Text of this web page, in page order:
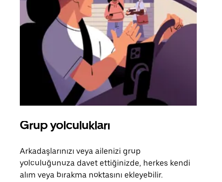
Grup yolculukları
Arkadaşlarınızı veya ailenizi grup
yolculuğunuza davet ettiğinizde, herkes kendi
alım veya bırakma noktasını ekleyebilir.